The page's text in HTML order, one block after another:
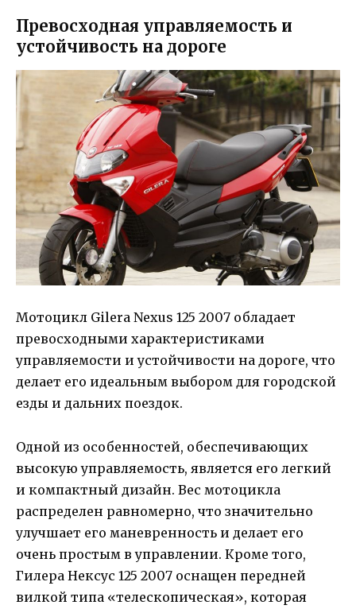
Превосходная управляемость и
устойчивость на дороге
Мотоцикл Gilera Nexus 125 2007 обладает
превосходными характеристиками
управляемости и устойчивости на дороге, что
делает его идеальным выбором для городской
езды и дальних поездок.
Одной из особенностей, обеспечивающих
высокую управляемость, является его легкий
и компактный дизайн. Вес мотоцикла
распределен равномерно, что значительно
улучшает его маневренность и делает его
очень простым в управлении. Кроме того,
Гилера Нексус 125 2007 оснащен передней
вилкой типа «телескопическая», которая